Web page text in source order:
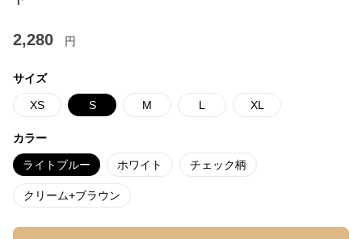
2,280 円
サイズ
XS S M L XL
カラー
ライトブルー ホワイト チェック柄
クリーム+ブラウン